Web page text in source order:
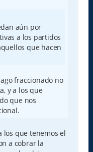
aún por
a los partidos
que hacen
fraccionado no
y a los que
que nos
los que tenemos el
a cobrar la